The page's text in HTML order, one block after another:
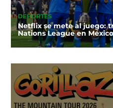
DEPORTES
Netflix se mete al juego:
Nations League en México